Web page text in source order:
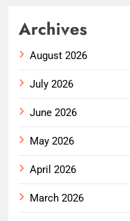
Archives
August 2026
July 2026
June 2026
May 2026
April 2026
March 2026